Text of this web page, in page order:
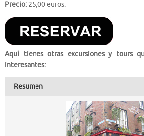
Precio: 25,00 euros.
Aquí tienes otras excursiones y tours
interesantes:
Resumen